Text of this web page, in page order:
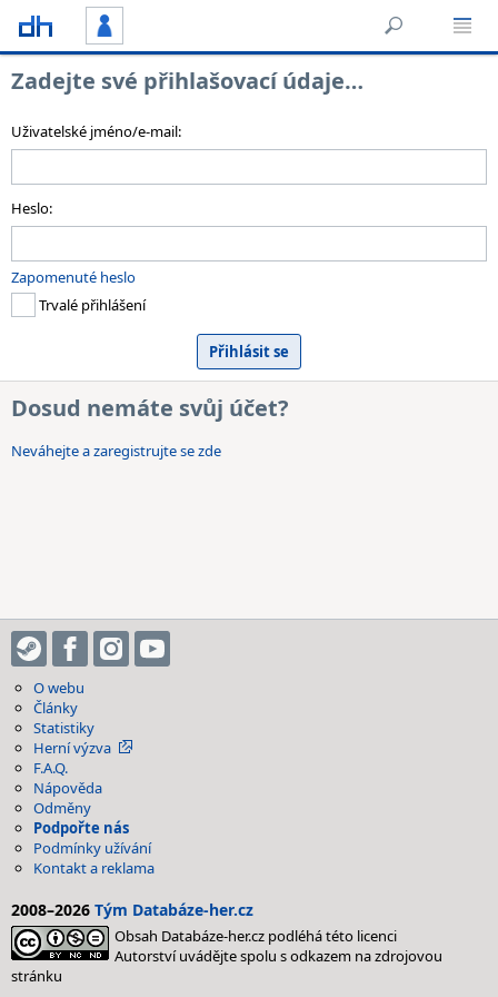
Zadejte své přihlašovací údaje…
Uživatelské jméno/e-mail:
Heslo:
Zapomenuté heslo
Trvalé přihlášení
Dosud nemáte svůj účet?
Neváhejte a zaregistrujte se zde
O webu
Články
Statistiky
Herní výzva
F.A.Q.
Nápověda
Odměny
Podpořte nás
Podmínky užívání
Kontakt a reklama
2008–2026 Tým Databáze-her.cz
Obsah Databáze-her.cz podléhá této licenci
Autorství uvádějte spolu s odkazem na zdrojovou
stránku